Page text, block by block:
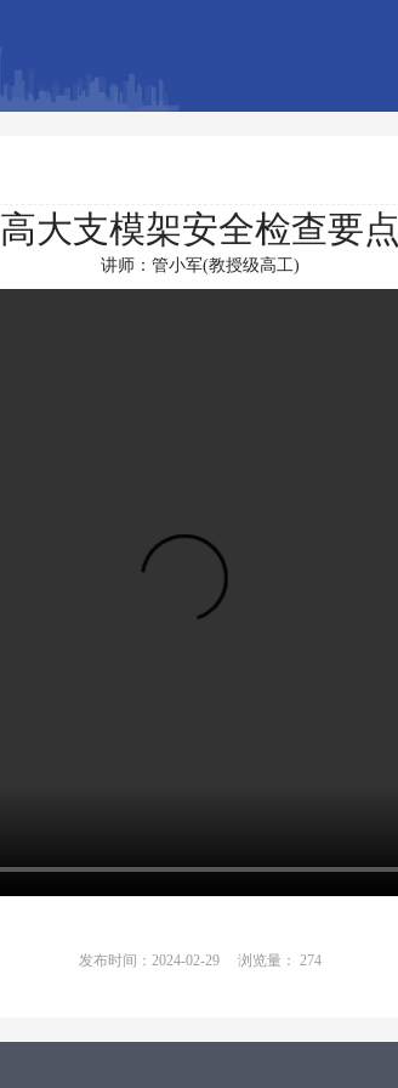
高大支模架安全检查要点
讲师：管小军(教授级高工)
发布时间：2024-02-29 浏览量： 274